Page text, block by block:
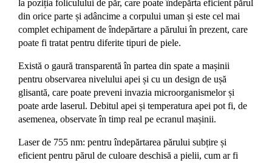
la poziția foliculului de păr, care poate îndepărta eficient părul
din orice parte și adâncime a corpului uman și este cel mai
complet echipament de îndepărtare a părului în prezent, care
poate fi tratat pentru diferite tipuri de piele.
Există o gaură transparentă în partea din spate a mașinii
pentru observarea nivelului apei și cu un design de ușă
glisantă, care poate preveni invazia microorganismelor și
poate arde laserul. Debitul apei și temperatura apei pot fi, de
asemenea, observate în timp real pe ecranul mașinii.
Laser de 755 nm: pentru îndepărtarea părului subțire și
eficient pentru părul de culoare deschisă a pielii, cum ar fi